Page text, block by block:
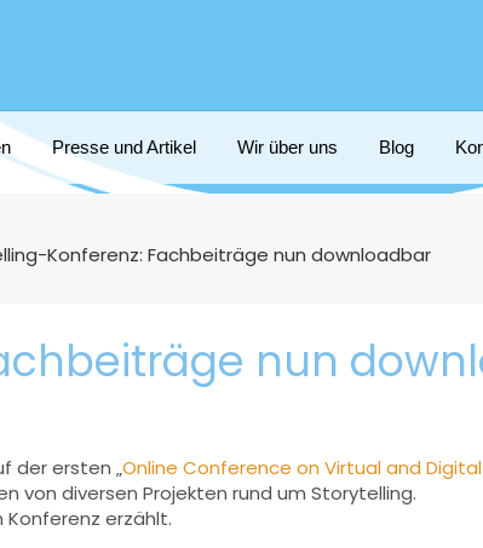
Presse und Artikel Wir über uns Blog
Konferenz: Fachbeiträge nun downloadbar
nun
der ersten „Online Conference on Virtual and
von diversen Projekten rund um Storytelling.
Konferenz erzählt.